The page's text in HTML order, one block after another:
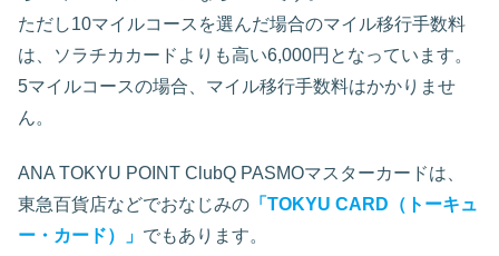
ただし10マイルコースを選んだ場合のマイル移行手数料
は、ソラチカカードよりも高い6,000円となっています。
5マイルコースの場合、マイル移行手数料はかかりませ
ん。
ANA TOKYU POINT ClubQ PASMOマスターカードは、
東急百貨店などでおなじみの 「 TOKYU CARD （トーキュ
ー・カード）」 でもあります。